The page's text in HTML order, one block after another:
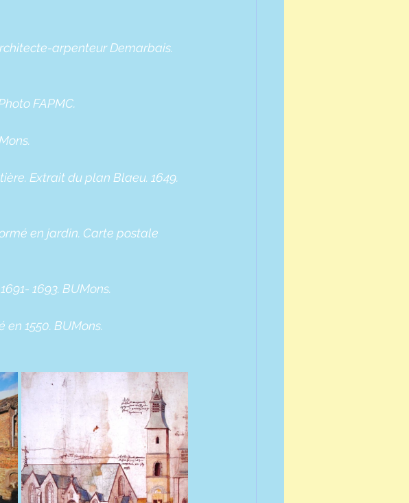
arpenteur Demarbais.
FAPMC.
Extrait du plan Blaeu. 1649.
en jardin. Carte postale
1693. BUMons.
1550. BUMons.